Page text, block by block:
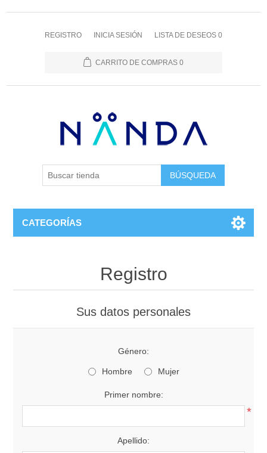
REGISTRO INICIA SESIÓN LISTA DE DESEOS 0
CARRITO DE COMPRAS 0
BÚSQUEDA
CATEGORÍAS
Registro
Sus datos personales
Género:
Hombre Mujer
Primer nombre:
*
Apellido: